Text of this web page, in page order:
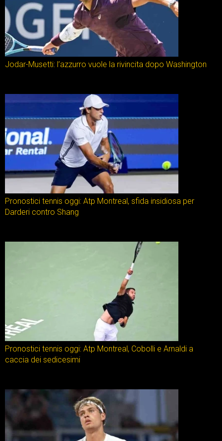
Jodar-Musetti: l’azzurro vuole la rivincita dopo Washington
Pronostici tennis oggi: Atp Montreal, sfida insidiosa per
Darderi contro Shang
Pronostici tennis oggi: Atp Montreal, Cobolli e Arnaldi a
caccia dei sedicesimi